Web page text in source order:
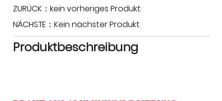
ZURÜCK：kein vorheriges Produkt
NÄCHSTE：Kein nächster Produkt
Produktbeschreibung